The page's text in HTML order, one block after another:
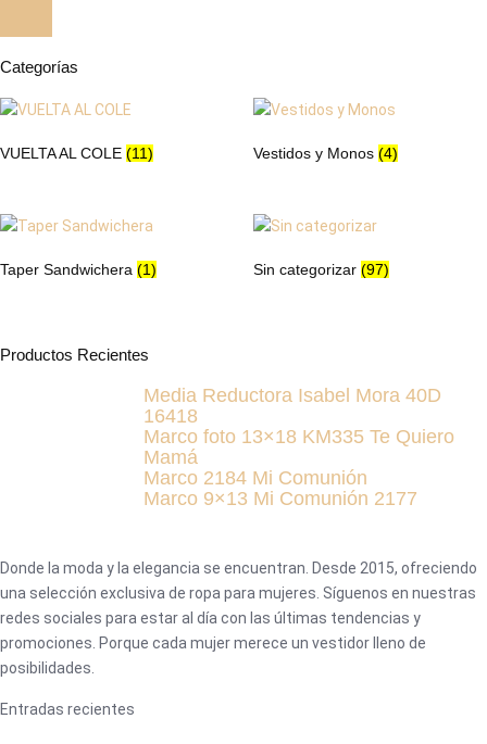
producto
Categorías
VUELTA AL COLE (11) Vestidos y Monos (4)
Taper Sandwichera (1) Sin categorizar (97)
Productos Recientes
Media Reductora Isabel Mora 40D
16418
Marco foto 13×18 KM335 Te Quiero
Mamá
Marco 2184 Mi Comunión
Marco 9×13 Mi Comunión 2177
Donde la moda y la elegancia se encuentran. Desde 2015, ofreciendo
una selección exclusiva de ropa para mujeres. Síguenos en nuestras
redes sociales para estar al día con las últimas tendencias y
promociones. Porque cada mujer merece un vestidor lleno de
posibilidades.
Entradas recientes